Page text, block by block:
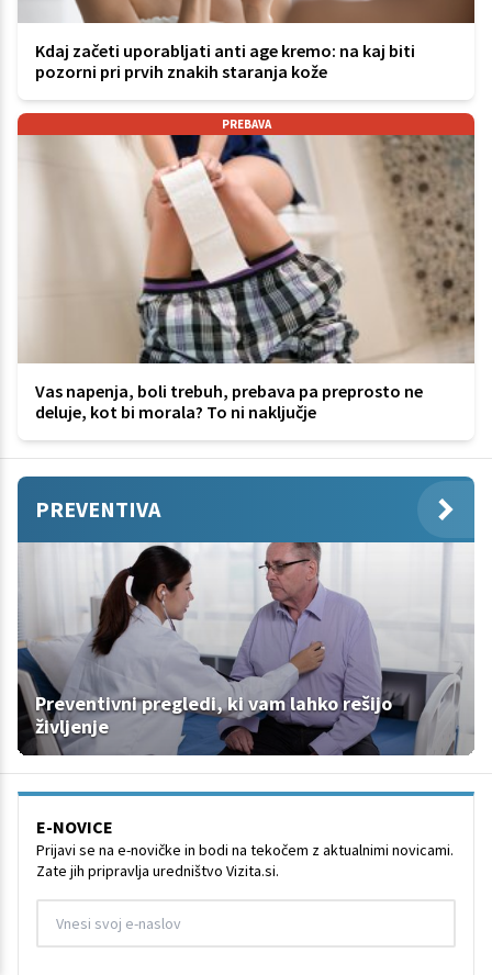
Kdaj začeti uporabljati anti age kremo: na kaj biti
pozorni pri prvih znakih staranja kože
PREBAVA
Vas napenja, boli trebuh, prebava pa preprosto ne
deluje, kot bi morala? To ni naključje
PREVENTIVA
Preventivni pregledi, ki vam lahko rešijo
življenje
E-NOVICE
Prijavi se na e-novičke in bodi na tekočem z aktualnimi novicami.
Zate jih pripravlja uredništvo Vizita.si.